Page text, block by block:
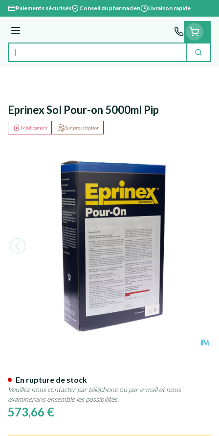
Aller au contenu
Paiements sécurisés Conseil du pharmacien Livraison rapide
Menu
Rechercher
Eprinex Sol Pour-on 5000ml Pip
Sur prescription
Médicament
573,66 €
En rupture de stock
Veuillez nous contacter par téléphone ou par e-mail et nous
examinerons ensemble les possibilités.